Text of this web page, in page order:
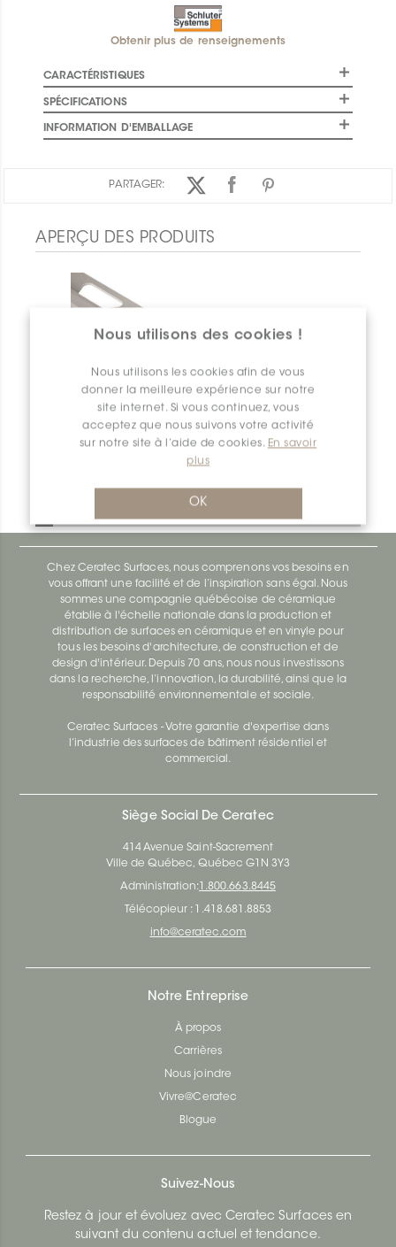
Nous utilisons des cookies !
Nous utilisons les cookies afin de vous
donner la meilleure expérience sur notre
site internet. Si vous continuez, vous
acceptez que nous suivons votre activité
sur notre site à l’aide de cookies. En savoir
plus
OK
Obtenir plus de renseignements
CARACTÉRISTIQUES
SPÉCIFICATIONS
INFORMATION D'EMBALLAGE
PARTAGER:
APERÇU DES PRODUITS
Chez Ceratec Surfaces, nous comprenons vos besoins en
vous offrant une facilité et de l’inspiration sans égal. Nous
sommes une compagnie québécoise de céramique
établie à l'échelle nationale dans la production et
distribution de surfaces en céramique et en vinyle pour
tous les besoins d'architecture, de construction et de
design d'intérieur. Depuis 70 ans, nous nous investissons
dans la recherche, l’innovation, la durabilité, ainsi que la
responsabilité environnementale et sociale.
Ceratec Surfaces - Votre garantie d'expertise dans
l’industrie des surfaces de bâtiment résidentiel et
commercial.
Siège Social De Ceratec
414 Avenue Saint-Sacrement
Ville de Québec, Québec G1N 3Y3
Administration: 1.800.663.8445
Télécopieur : 1.418.681.8853
info@ceratec.com
Notre Entreprise
À propos
Carrières
Nous joindre
Vivre@Ceratec
Blogue
Suivez-Nous
Restez à jour et évoluez avec Ceratec Surfaces en
suivant du contenu actuel et tendance.